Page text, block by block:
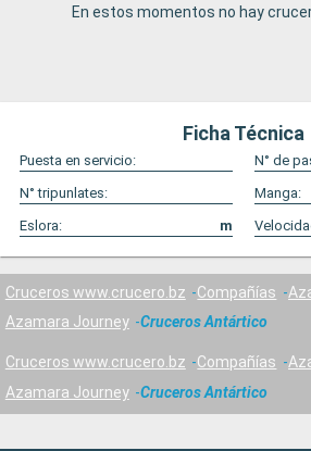
En estos momentos no hay
Ficha Técnica
Puesta en servicio:
N° de
N° tripunlates:
Manga:
Eslora:
m
Cruceros www.crucero.bz Compañías
Azamara Journey
Cruceros Antártico
Cruceros www.crucero.bz Compañías
Azamara Journey
Cruceros Antártico